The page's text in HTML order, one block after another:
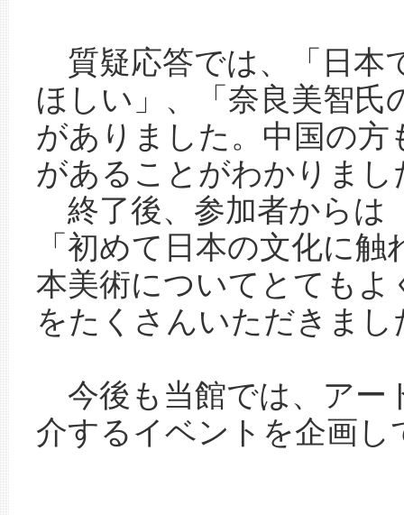
質疑応答では、「日本
ほしい」、「奈良美智氏
がありました。中国の
があることがわかりまし
終了後、参加者からは
「初めて日本の文化に
本美術についてとても
をたくさんいただきまし
今後も当館では、アー
介するイベントを企画し